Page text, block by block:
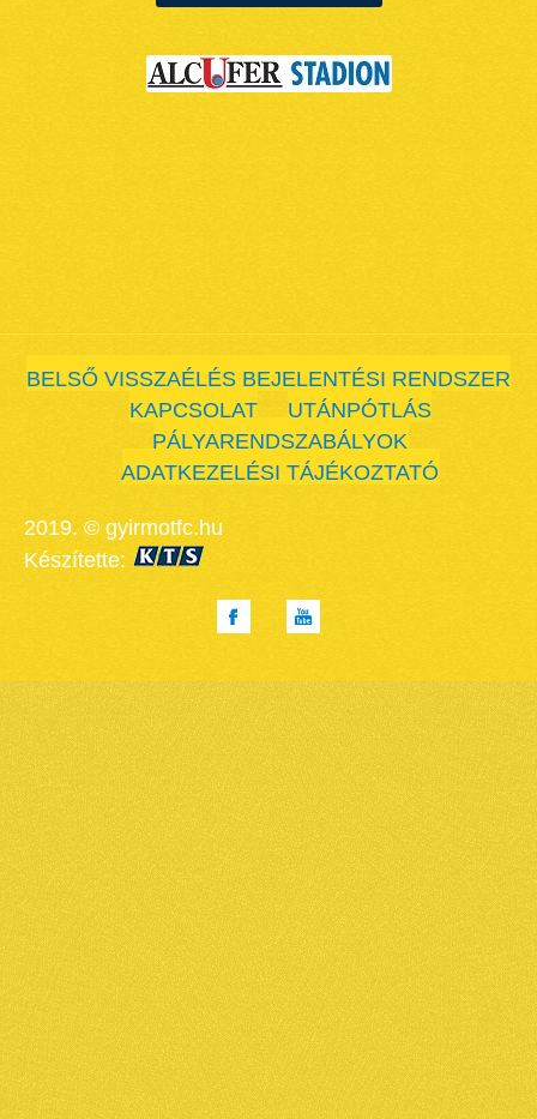
BELSŐ VISSZAÉLÉS BEJELENTÉSI RENDSZER
KAPCSOLAT
UTÁNPÓTLÁS
PÁLYARENDSZABÁLYOK
ADATKEZELÉSI TÁJÉKOZTATÓ
2019. © gyirmotfc.hu
Készítette: